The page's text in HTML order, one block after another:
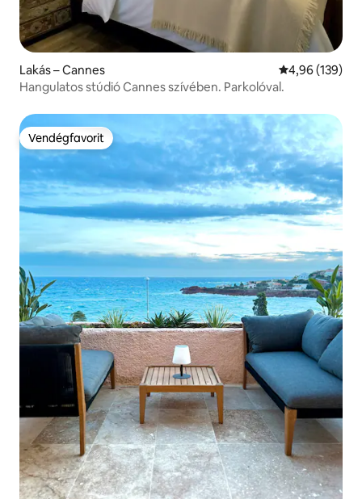
Lakás – Cannes Átlagos
4,96 (139)
Hangulatos stúdió Cannes szívében. Parkolóval.
Vendégfavorit
Vendégfavorit